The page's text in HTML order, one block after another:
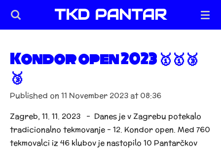
Skip
content
TKD PANTAR
Kondor open 2023 🥇🥇🥉
🥉
Published on 11 November 2023 at 08:36
Zagreb, 11. 11. 2023 - Danes je v Zagrebu potekalo
tradicionalno tekmovanje - 12. Kondor open. Med 760
tekmovalci iz 46 klubov je nastopilo 10 Pantarčkov